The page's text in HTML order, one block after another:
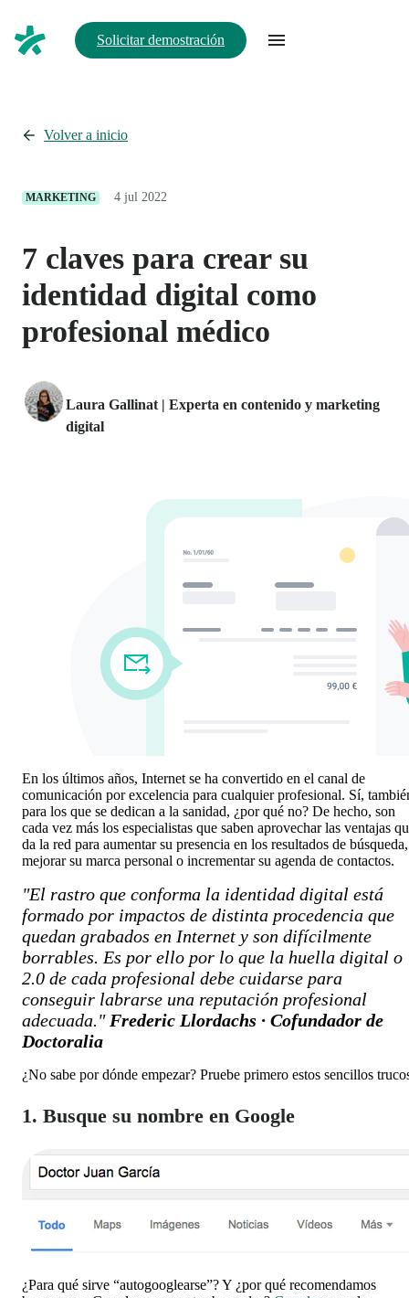
Solicitar demostración
Volver a inicio
MARKETING 4 jul 2022
7 claves para crear su
identidad digital como
profesional médico
Laura Gallinat | Experta en contenido y marketing
digital
En los últimos años, Internet se ha convertido en el canal de
comunicación por excelencia para cualquier profesional. Sí,
para los que se dedican a la sanidad, ¿por qué no? De hecho, son
cada vez más los especialistas que saben aprovechar las ventajas
da la red para aumentar su presencia en los resultados de búsqueda,
mejorar su marca personal o incrementar su agenda de contactos.
"El rastro que conforma la identidad digital está
formado por impactos de distinta procedencia que
quedan grabados en Internet y son difícilmente
borrables. Es por ello por lo que la huella digital o
2.0 de cada profesional debe cuidarse para
conseguir labrarse una reputación profesional
adecuada." Frederic Llordachs · Cofundador de
Doctoralia
¿No sabe por dónde empezar? Pruebe primero estos sencillos
1. Busque su nombre en Google
¿Para qué sirve “autogooglearse”? Y ¿por qué recomendamos